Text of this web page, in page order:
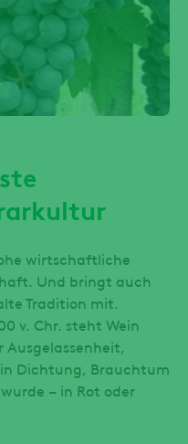
wirtschaftliche
Und bringt auch
Tradition mit.
v. Chr. steht Wein
Ausgelassenheit,
Dichtung, Brauchtum
– in Rot oder